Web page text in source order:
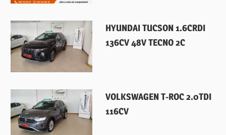
30 mayo, 2026
HYUNDAI TUCSON 1.6CRDI
136CV 48V TECNO 2C
28 abril, 2026
VOLKSWAGEN T-ROC 2.0TDI
116CV